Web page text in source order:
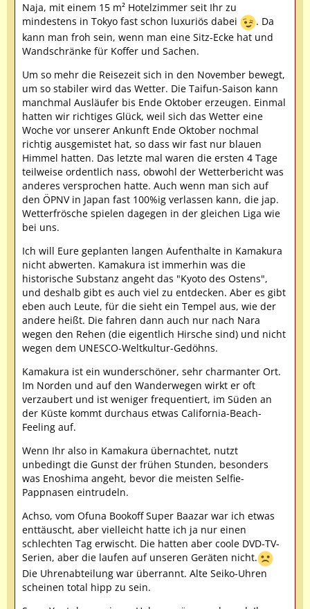
Naja, mit einem 15 m² Hotelzimmer seit Ihr zu
mindestens in Tokyo fast schon luxuriös dabei
. Da
kann man froh sein, wenn man eine Sitz-Ecke hat und
Wandschränke für Koffer und Sachen.
Um so mehr die Reisezeit sich in den November bewegt,
um so stabiler wird das Wetter. Die Taifun-Saison kann
manchmal Ausläufer bis Ende Oktober erzeugen. Einmal
hatten wir richtiges Glück, weil sich das Wetter eine
Woche vor unserer Ankunft Ende Oktober nochmal
richtig ausgemistet hat, so dass wir fast nur blauen
Himmel hatten. Das letzte mal waren die ersten 4 Tage
teilweise ordentlich nass, obwohl der Wetterbericht was
anderes versprochen hatte. Auch wenn man sich auf
den ÖPNV in Japan fast 100%ig verlassen kann, die jap.
Wetterfrösche spielen dagegen in der gleichen Liga wie
bei uns.
Ich will Eure geplanten langen Aufenthalte in Kamakura
nicht abwerten. Kamakura ist immerhin was die
historische Substanz angeht das "Kyoto des Ostens",
und deshalb gibt es auch viel zu entdecken. Aber es gibt
eben auch Leute, für die sieht ein Tempel aus, wie der
andere heißt. Die fahren dann auch nur nach Nara
wegen den Rehen (die eigentlich Hirsche sind) und nicht
wegen dem UNESCO-Weltkultur-Gedöhns.
Kamakura ist ein wunderschöner, sehr charmanter Ort.
Im Norden und auf den Wanderwegen wirkt er oft
verzaubert und ist weniger frequentiert, im Süden an
der Küste kommt durchaus etwas California-Beach-
Feeling auf.
Wenn Ihr also in Kamakura übernachtet, nutzt
unbedingt die Gunst der frühen Stunden, besonders
was Enoshima angeht, bevor die meisten Selfie-
Pappnasen eintrudeln.
Achso, vom Ofuna Bookoff Super Baazar war ich etwas
enttäuscht, aber vielleicht hatte ich ja nur einen
schlechten Tag erwischt. Die hatten aber coole DVD-TV-
Serien, aber die laufen auf unseren Geräten nicht.
Die Uhrenabteilung war überrannt. Alte Seiko-Uhren
scheinen total hipp zu sein.